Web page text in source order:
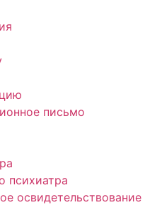
письмо
психиатра
освидетельствование